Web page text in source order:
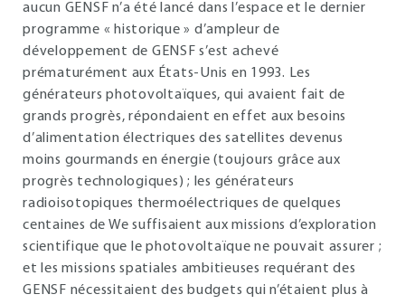
aucun GENSF n’a été lancé dans l’espace et le dernier
programme « historique » d’ampleur de
développement de GENSF s’est achevé
prématurément aux États-Unis en 1993. Les
générateurs photovoltaïques, qui avaient fait de
grands progrès, répondaient en effet aux besoins
d’alimentation électriques des satellites devenus
moins gourmands en énergie (toujours grâce aux
progrès technologiques) ; les générateurs
radioisotopiques thermoélectriques de quelques
centaines de We suffisaient aux missions d’exploration
scientifique que le photovoltaïque ne pouvait assurer ;
et les missions spatiales ambitieuses requérant des
GENSF nécessitaient des budgets qui n’étaient plus à